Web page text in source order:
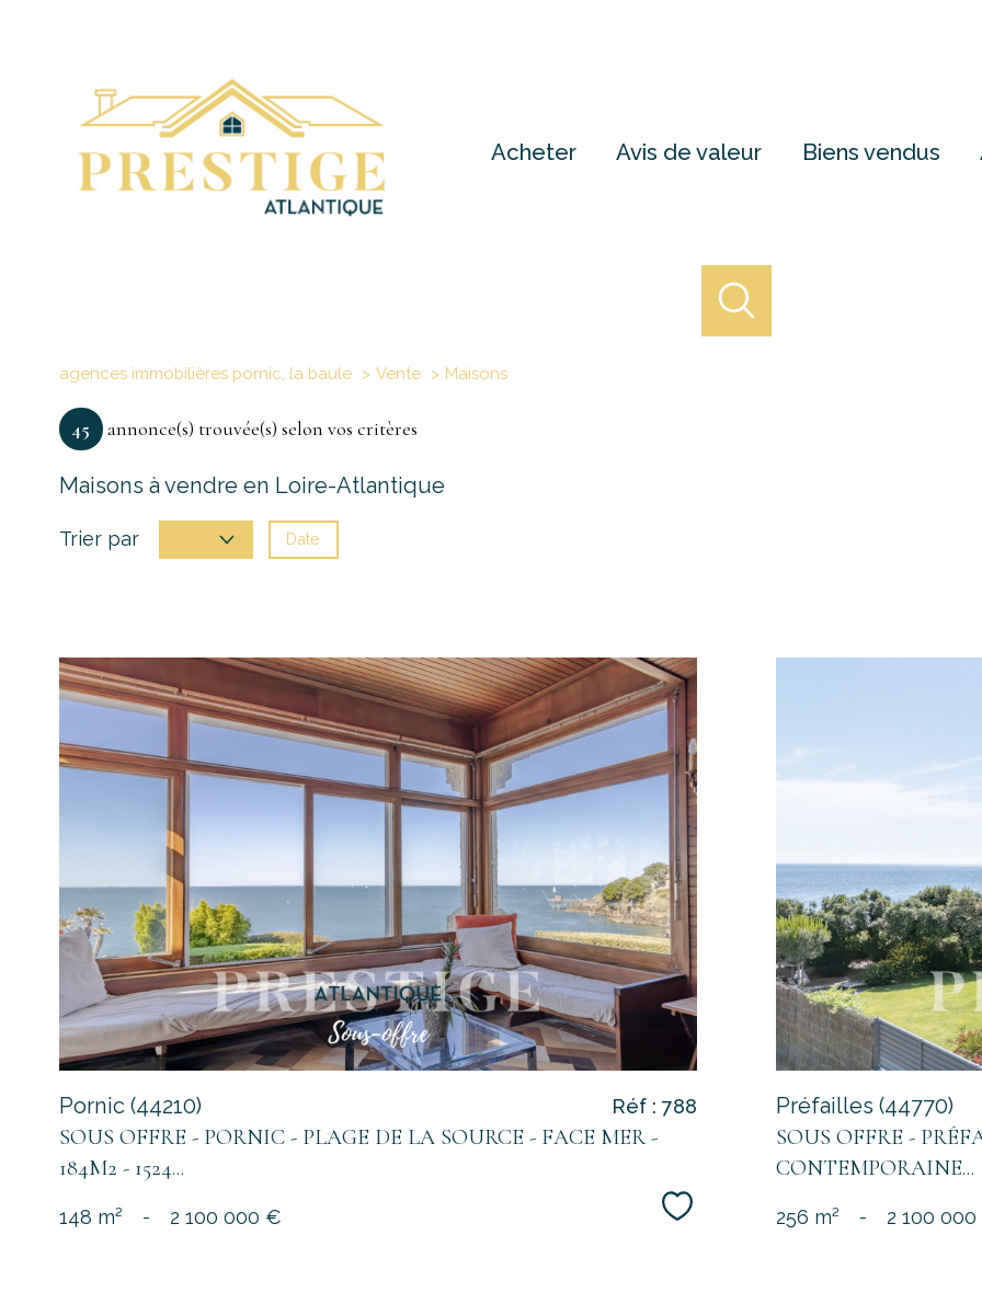
Acheter Avis de valeur Biens vendus
agences immobilières pornic, la baule Vente Maisons
45 annonce(s) trouvée(s) selon vos critères
Maisons à vendre en Loire-Atlantique
Trier par Date
voir le
bien
Pornic (44210)
SOUS OFFRE - PORNIC - PLAGE DE LA SOURCE - FACE MER -
184M2 - 1524...
Réf : 788
148 m² - 2 100 000 € Sélectionner
Préfailles (44770)
SOUS OFFRE -
CONTEMPORAINE...
256 m² - 2 100